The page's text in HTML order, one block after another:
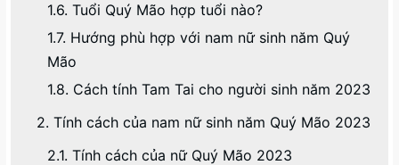
1.6. Tuổi Quý Mão hợp tuổi nào?
1.7. Hướng phù hợp với nam nữ sinh năm Quý
Mão
1.8. Cách tính Tam Tai cho người sinh năm 2023
2. Tính cách của nam nữ sinh năm Quý Mão 2023
2.1. Tính cách của nữ Quý Mão 2023